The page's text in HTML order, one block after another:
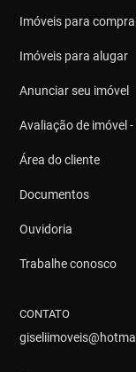
Imóveis para
Imóveis para alugar
Anunciar seu imóvel
Avaliação de imóvel
Área do cliente
Documentos
Ouvidoria
Trabalhe conosco
CONTATO